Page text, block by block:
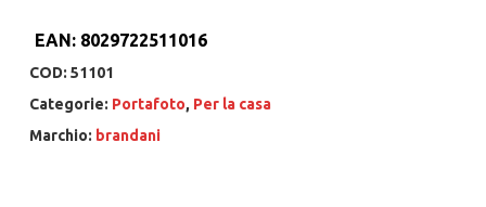
EAN: 8029722511016
COD: 51101
Categorie: Portafoto, Per la casa
Marchio: brandani